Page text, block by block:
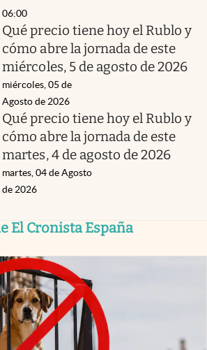
06:00
Qué precio tiene hoy el Rublo y
cómo abre la jornada de este
miércoles, 5 de agosto de 2026
miércoles, 05 de
Agosto de 2026
Qué precio tiene hoy el Rublo y
cómo abre la jornada de este
martes, 4 de agosto de 2026
martes, 04 de Agosto
de 2026
El Cronista España